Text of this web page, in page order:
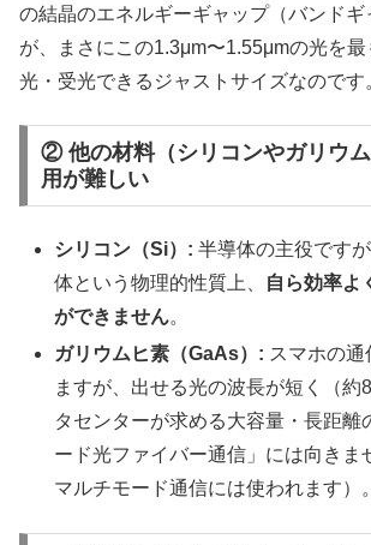
の結晶のエネルギーギャップ（バンドギ
が、まさにこの1.3μm〜1.55μmの光を
光・受光できるジャストサイズなのです
② 他の材料（シリコンやガリウ
用が難しい
シリコン（Si）: 半導体の主役です
体という物理的性質上、
自ら効率よ
ができません。
ガリウムヒ素（GaAs）: スマホの
ますが、出せる光の波長が短く（約
タセンターが求める大容量・長距離
ード光ファイバー通信」には向きま
マルチモード通信には使われます）。